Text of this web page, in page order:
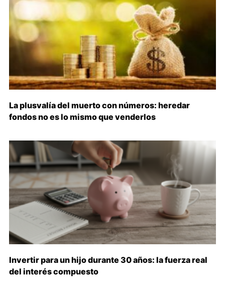
La plusvalía del muerto con números: heredar
fondos no es lo mismo que venderlos
Invertir para un hijo durante 30 años: la fuerza real
del interés compuesto